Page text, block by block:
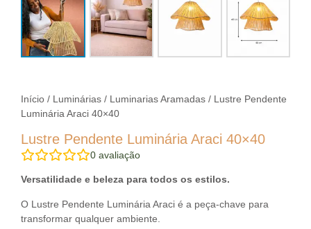
Início / Luminárias / Luminarias Aramadas / Lustre Pendente
Luminária Araci 40×40
Lustre Pendente Luminária Araci 40×40
0 avaliação
Versatilidade e beleza para todos os estilos.
O Lustre Pendente Luminária Araci é a peça-chave para
transformar qualquer ambiente.